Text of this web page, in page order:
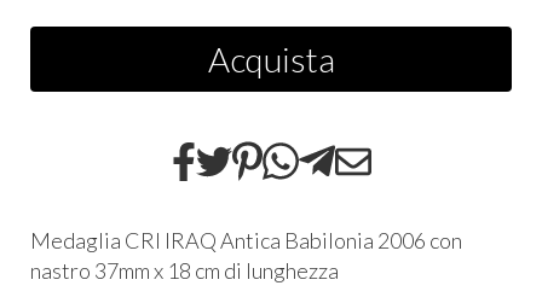
Acquista
Medaglia CRI IRAQ Antica Babilonia 2006 con
nastro 37mm x 18 cm di lunghezza